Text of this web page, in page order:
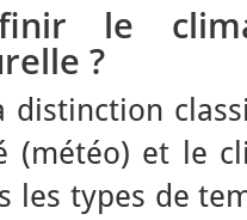
le
?
distinction
(météo) et le
les types de